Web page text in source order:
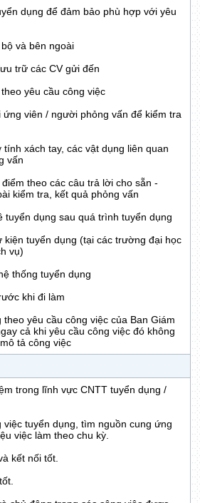
dụng để đảm bảo phù hợp với yêu
và bên ngoài
trữ các CV gửi đến
yêu cầu công việc
viên / người phỏng vấn để kiểm tra
xách tay, các vật dụng liên quan
vấn
theo các câu trả lời cho sẵn -
kiểm tra, kết quả phỏng vấn
tuyển dụng sau quá trình tuyển dụng
kiện tuyển dụng (tại các trường đại học
vụ)
thống tuyển dụng
khi đi làm
yêu cầu công việc của Ban Giám
cả khi yêu cầu công việc đó không
tả công việc
trong lĩnh vực CNTT tuyển dụng /
việc tuyển dụng, tìm nguồn cung ứng
việc làm theo chu kỳ.
kết nối tốt.